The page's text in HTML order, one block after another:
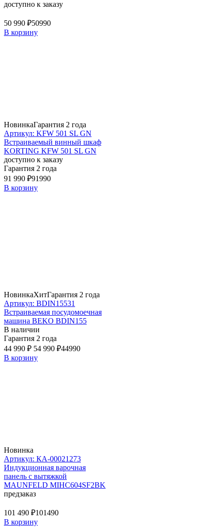
доступно к заказу
50 990 ₽50990
В корзину
НовинкаГарантия 2 года
Артикул: KFW 501 SL GN
Встраиваемый винный шкаф
KORTING KFW 501 SL GN
доступно к заказу
Гарантия 2 года
91 990 ₽91990
В корзину
НовинкаХитГарантия 2 года
Артикул: BDIN15531
Встраиваемая посудомоечная
машина BEKO BDIN155
В наличии
Гарантия 2 года
44 990 ₽ 54 990 ₽44990
В корзину
Новинка
Артикул: КА-00021273
Индукционная варочная
панель с вытяжкой
MAUNFELD MIHC604SF2BK
предзаказ
101 490 ₽101490
В корзину